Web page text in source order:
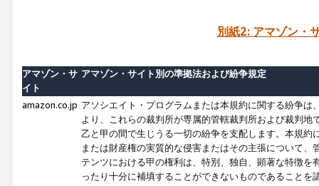
別紙2: アマゾン・
アマゾン・サ
イト
アマゾン・サイト別の準拠法および紛争規定
amazon.co.jp アソシエイト・プログラムまたは本規約に関する紛争
より、これらの裁判所が専属的管轄裁判所および裁判
乙と甲の間で生じうる一切の紛争を支配します。本規
または財産権の実質的な侵害またはその主張について
テンツにおける甲の権利は、特別、独自、顕著な特徴
ったり十分に補填することができないものであることを